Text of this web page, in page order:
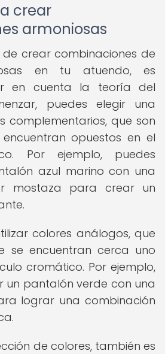
crear
armoniosas
crear combinaciones de
en tu atuendo, es
en cuenta la teoría del
puedes elegir una
complementarios, que son
opuestos en el
Por ejemplo, puedes
azul marino con una
mostaza para crear un
colores análogos, que
se encuentran cerca uno
cromático. Por ejemplo,
un pantalón verde con una
lograr una combinación
de colores, también es